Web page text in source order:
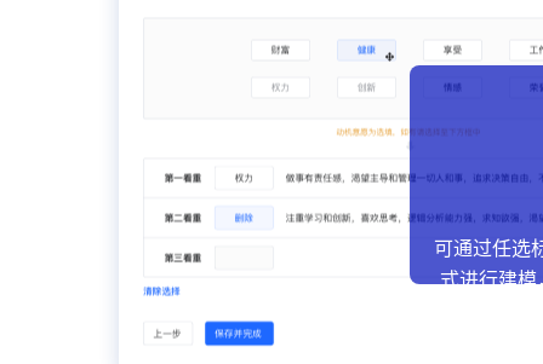
可通过任选
式进行建模